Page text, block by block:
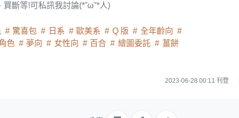
買斷等!可私訊我討論(*ˇωˇ*人)
驚喜包 日系 歐美系 Q 版
全年齡向
色 夢向 女性向 百合 繪圖委託
薑餅
2023-06-28 00:11 刊登